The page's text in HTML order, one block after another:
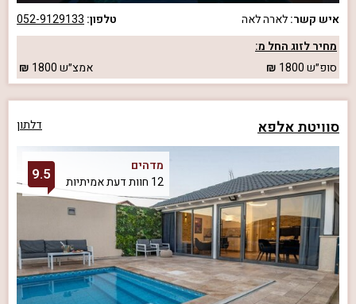
איש קשר:לארה לאה טלפון: 052-9129133
מחיר לזוג החל מ:
סופ״ש1800 אמצ״ש1800
סוויטת אלפא דלתון
מדהים
12 חוות דעת אמיתיות
9.5